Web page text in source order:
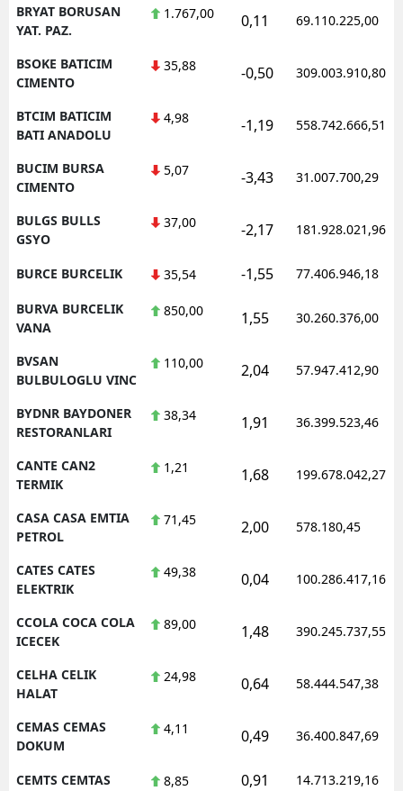
BRYAT BORUSAN
YAT. PAZ.
1.767,00 0,11 69.110.225,00
BSOKE BATICIM
CIMENTO
35,88 -0,50 309.003.910,80
BTCIM BATICIM
BATI ANADOLU
4,98 -1,19 558.742.666,51
BUCIM BURSA
CIMENTO
5,07 -3,43 31.007.700,29
BULGS BULLS
GSYO
37,00 -2,17 181.928.021,96
BURCE BURCELIK 35,54 -1,55 77.406.946,18
BURVA BURCELIK
VANA
850,00 1,55 30.260.376,00
BVSAN
BULBULOGLU VINC
110,00 2,04 57.947.412,90
BYDNR BAYDONER
RESTORANLARI
38,34 1,91 36.399.523,46
CANTE CAN2
TERMIK
1,21 1,68 199.678.042,27
CASA CASA EMTIA
PETROL
71,45 2,00 578.180,45
CATES CATES
ELEKTRIK
49,38 0,04 100.286.417,16
CCOLA COCA COLA
ICECEK
89,00 1,48 390.245.737,55
CELHA CELIK
HALAT
24,98 0,64 58.444.547,38
CEMAS CEMAS
DOKUM
4,11 0,49 36.400.847,69
CEMTS CEMTAS 8,85 0,91 14.713.219,16